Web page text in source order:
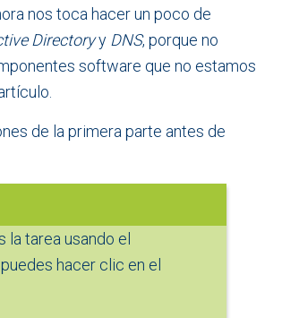
nos toca hacer un poco de
Directoryy DNS, porque no
software que no estamos
de la primera parte antes de
la tarea usando el
hacer clic en el